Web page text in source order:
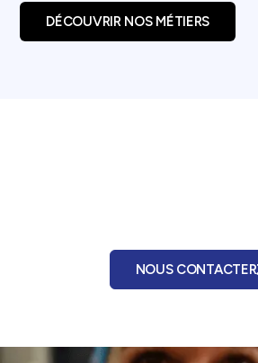
DÉCOUVRIR NOS MÉTIERS
NOUS CONTACTER